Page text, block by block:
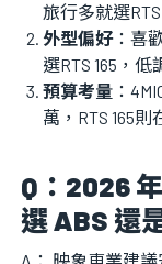
旅行多就選
外型偏好：喜
選RTS 165，低
預算考量 ：
萬，RTS 165
Q：2026
選 ABS 還